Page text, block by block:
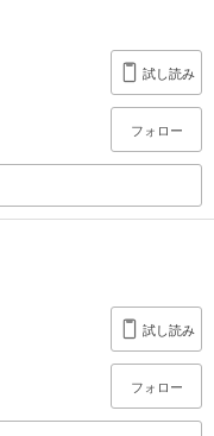
試し読み
フォロー
試し読み
フォロー